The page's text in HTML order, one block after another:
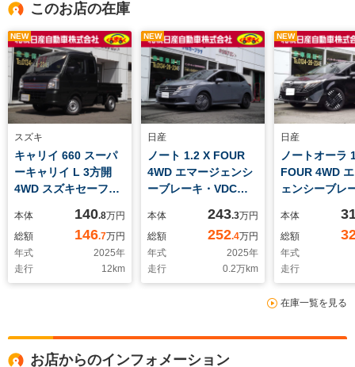
このお店の在庫
NEW
スズキ
キャリイ 660 スーパ
ーキャリイ L 3方開
4WD スズキセーフテ
4WD+AT・
本体 140.8万円
総額
146.7万円
年式
2025年
走行
12 km
NEW
日産
ノート 1.2 X FOUR
4WD エマージェンシ
ーブレーキ・VDC・
BSW(後側方車両検
知)・RCTA(後退時車
両検知)・FCW(前方衝
突予測警報)・BSI(後
側方衝突防止支援)・
本体 243.3万円
総額
252.4万円
年式
2025年
走行
0.2万km
NEW
日産
ノートオーラ
FOUR 4WD
ェンシーブレ
警報)・BSW(
両検知)・
時車両検知)・
方衝突予測警
BSI(後側方衝
援)・アラウン
オプションナ
本体
総額
年式
走行
在庫一覧を見る
お店からのインフォメーション